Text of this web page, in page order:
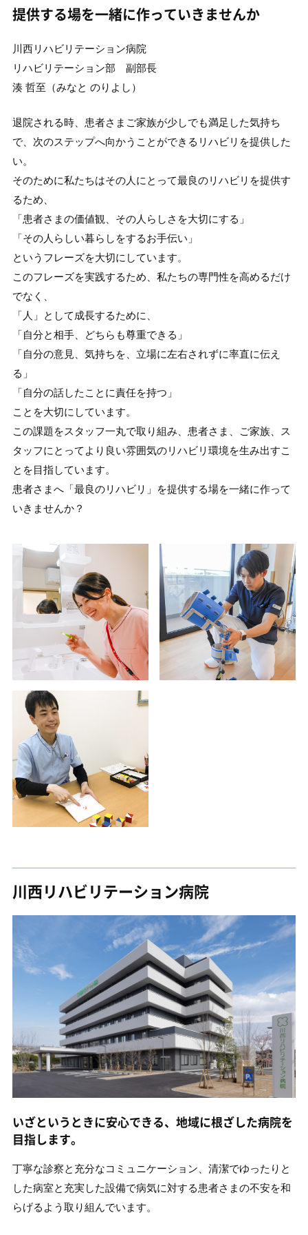
提供する場を一緒に作っていきませんか
川西リハビリテーション病院
リハビリテーション部 副部長
湊 哲至（みなと のりよし）
退院される時、患者さまご家族が少しでも満足した気持ち
で、次のステップへ向かうことができるリハビリを提供した
い。
そのために私たちはその人にとって最良のリハビリを提供す
るため、
「患者さまの価値観、その人らしさを大切にする」
「その人らしい暮らしをするお手伝い」
というフレーズを大切にしています。
このフレーズを実践するため、私たちの専門性を高めるだけ
でなく、
「人」として成長するために、
「自分と相手、どちらも尊重できる」
「自分の意見、気持ちを、立場に左右されずに率直に伝え
る」
「自分の話したことに責任を持つ」
ことを大切にしています。
この課題をスタッフ一丸で取り組み、患者さま、ご家族、ス
タッフにとってより良い雰囲気のリハビリ環境を生み出すこ
とを目指しています。
患者さまへ「最良のリハビリ」を提供する場を一緒に作って
いきませんか？
川西リハビリテーション病院
いざというときに安心できる、地域に根ざした病院を
目指します。
丁寧な診察と充分なコミュニケーション、清潔でゆったりと
した病室と充実した設備で病気に対する患者さまの不安を和
らげるよう取り組んでいます。